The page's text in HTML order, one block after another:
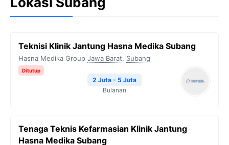
Teknisi Klinik Jantung Hasna Medika Subang
Hasna Medika Group Jawa Barat, Subang
Ditutup
2 Juta - 5 Juta
Bulanan
Tenaga Teknis Kefarmasian Klinik Jantung
Hasna Medika Subang